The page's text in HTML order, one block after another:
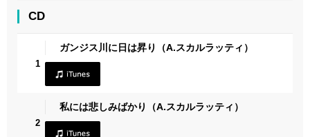
CD
1
ガンジス川に日は昇り（A.スカルラッティ）
2
私には悲しみばかり（A.スカルラッティ）